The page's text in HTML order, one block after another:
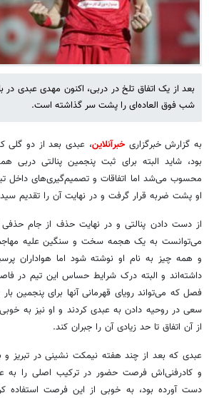
بعد از یک اتفاق تلخ در دربی، اکنون مهدی عبدی در
شب فوق العاده‌ای را پشت سر گذاشته است.
به گزارش خبرگزاریخبرآنلاین، عبدی بعد از دو گلی
بود، شاید البته برای ثبت پنجمین پنالتی دربی
محسوب می‌شد اما اتفاقات و تصمیم‌گیری‌های
او پشت ضربه قرار گرفت و در نهایت آن را تقدیم
از دست دادن پنالتی و در نهایت حذف از جام
می‌توانست به یک هجمه سخت و سنگین علیه
و همه چیز به نام او نوشته شود اما هواداران
داشته‌اند و البته درک شرایط حساس این تیم در
فصل که می‌تواند رویای قهرمانی آنها برای پنجمین
سعی در روحیه دادن به عبدی کردند و او نیز به
از آن اتفاق تا حد زیادی آن را جبران کند.
عبدی که بعد از چند هفته نیمکت نشینی در تبریز
و کادرفنی‌اش فرصت حضور در ترکیب اصلی را به
دست آورده بود، به خوبی از این فرصت استفاده